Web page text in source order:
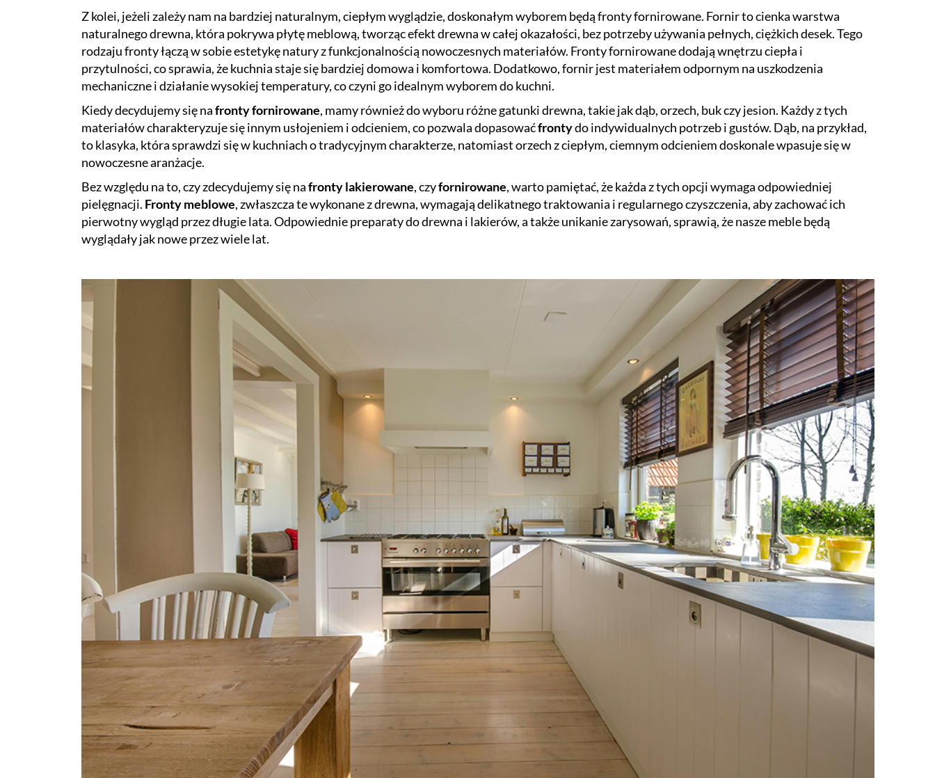
Z kolei, jeżeli zależy nam na bardziej naturalnym, ciepłym wyglądzie, doskonałym wyborem będą fronty fornirowane. Fornir to cienka warstwa
naturalnego drewna, która pokrywa płytę meblową, tworząc efekt drewna w całej okazałości, bez potrzeby używania pełnych, ciężkich desek. Tego
rodzaju fronty łączą w sobie estetykę natury z funkcjonalnością nowoczesnych materiałów. Fronty fornirowane dodają wnętrzu ciepła i
przytulności, co sprawia, że kuchnia staje się bardziej domowa i komfortowa. Dodatkowo, fornir jest materiałem odpornym na uszkodzenia
mechaniczne i działanie wysokiej temperatury, co czyni go idealnym wyborem do kuchni.
Kiedy decydujemy się nafronty fornirowane, mamy również do wyboru różne gatunki drewna, takie jak dąb, orzech, buk czy jesion. Każdy z tych
materiałów charakteryzuje się innym usłojeniem i odcieniem, co pozwala dopasowaćfrontydo indywidualnych potrzeb i gustów. Dąb, na przykład,
to klasyka, która sprawdzi się w kuchniach o tradycyjnym charakterze, natomiast orzech z ciepłym, ciemnym odcieniem doskonale wpasuje się w
nowoczesne aranżacje.
Bez względu na to, czy zdecydujemy się nafronty lakierowane, czyfornirowane, warto pamiętać, że każda z tych opcji wymaga odpowiedniej
pielęgnacji. Fronty meblowe, zwłaszcza te wykonane z drewna, wymagają delikatnego traktowania i regularnego czyszczenia, aby zachować ich
pierwotny wygląd przez długie lata. Odpowiednie preparaty do drewna i lakierów, a także unikanie zarysowań, sprawią, że nasze meble będą
wyglądały jak nowe przez wiele lat.